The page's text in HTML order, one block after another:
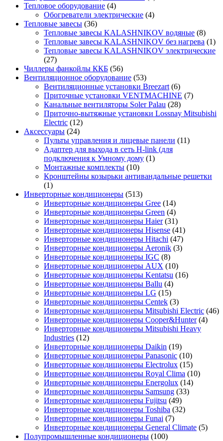
Тепловое оборудование (4)
Обогреватели электрические (4)
Тепловые завесы (36)
Тепловые завесы KALASHNIKOV водяные (8)
Тепловые завесы KALASHNIKOV без нагрева (1)
Тепловые завесы KALASHNIKOV электрические
(27)
Чиллеры фанкойлы ККБ (56)
Вентиляционное оборудование (53)
Вентиляционные установки Breezart (6)
Приточные установки VENTMACHINE (7)
Канальные вентиляторы Soler Palau (28)
Приточно-вытяжные установки Lossnay Mitsubishi
Electric (12)
Аксессуары (24)
Пульты управления и лицевые панели (11)
Адаптер для выхода в сеть H-link (для
подключения к Умному дому (1)
Монтажные комплекты (10)
Кронштейны козырьки антивандальные решетки
(1)
Инверторные кондиционеры (513)
Инверторные кондиционеры Gree (14)
Инверторные кондиционеры Green (4)
Инверторные кондиционеры Haier (31)
Инверторные кондиционеры Hisense (41)
Инверторные кондиционеры Hitachi (47)
Инверторные кондиционеры Aeronik (3)
Инверторные кондиционеры IGC (8)
Инверторные кондиционеры AUX (10)
Инверторные кондиционеры Kentatsu (16)
Инверторные кондиционеры Ballu (4)
Инверторные кондиционеры LG (15)
Инверторные кондиционеры Centek (3)
Инверторные кондиционеры Mitsubishi Electric (46)
Инверторные кондиционеры Cooper&Hunter (4)
Инверторные кондиционеры Mitsubishi Heavy
Industries (12)
Инверторные кондиционеры Daikin (19)
Инверторные кондиционеры Panasonic (10)
Инверторные кондиционеры Electrolux (15)
Инверторные кондиционеры Royal Clima (10)
Инверторные кондиционеры Energolux (14)
Инверторные кондиционеры Samsung (33)
Инверторные кондиционеры Fujitsu (49)
Инверторные кондиционеры Toshiba (32)
Инверторные кондиционеры Funai (7)
Инверторные кондиционеры General Climate (5)
Полупромышленные кондиционеры (100)